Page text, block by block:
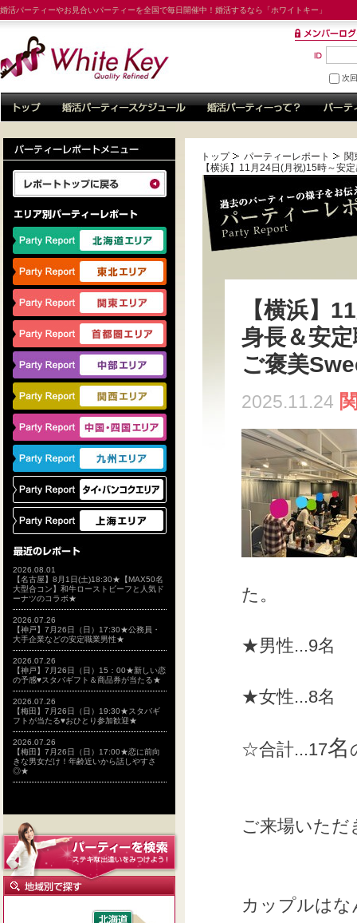
婚活パーティーやお見合いパーティーを全国で毎日開催中！婚活するなら「ホワイトキー」
次
2026.08.01
【名古屋】8月1日(土)18:30★【MAX50名
大型合コン】和牛ローストビーフと人気ド
ーナツのコラボ★
2026.07.26
【神戸】7月26日（日）17:30★公務員・
大手企業などの安定職業男性★
2026.07.26
【神戸】7月26日（日）15：00★新しい恋
の予感♥スタバギフト＆商品券が当たる★
2026.07.26
【梅田】7月26日（日）19:30★スタバギ
フトが当たる♥おひとり参加歓迎★
2026.07.26
【梅田】7月26日（日）17:00★恋に前向
きな男女だけ！年齢近いから話しやすさ
◎★
トップ パーティーレポート
関
【横浜】11月24日(月祝)15時～安
【横浜】
身長＆安
ご褒美
2025.11.24
た。
★男性...9名
★女性...8名
☆合計...17名
ご来場いた
カップルはな